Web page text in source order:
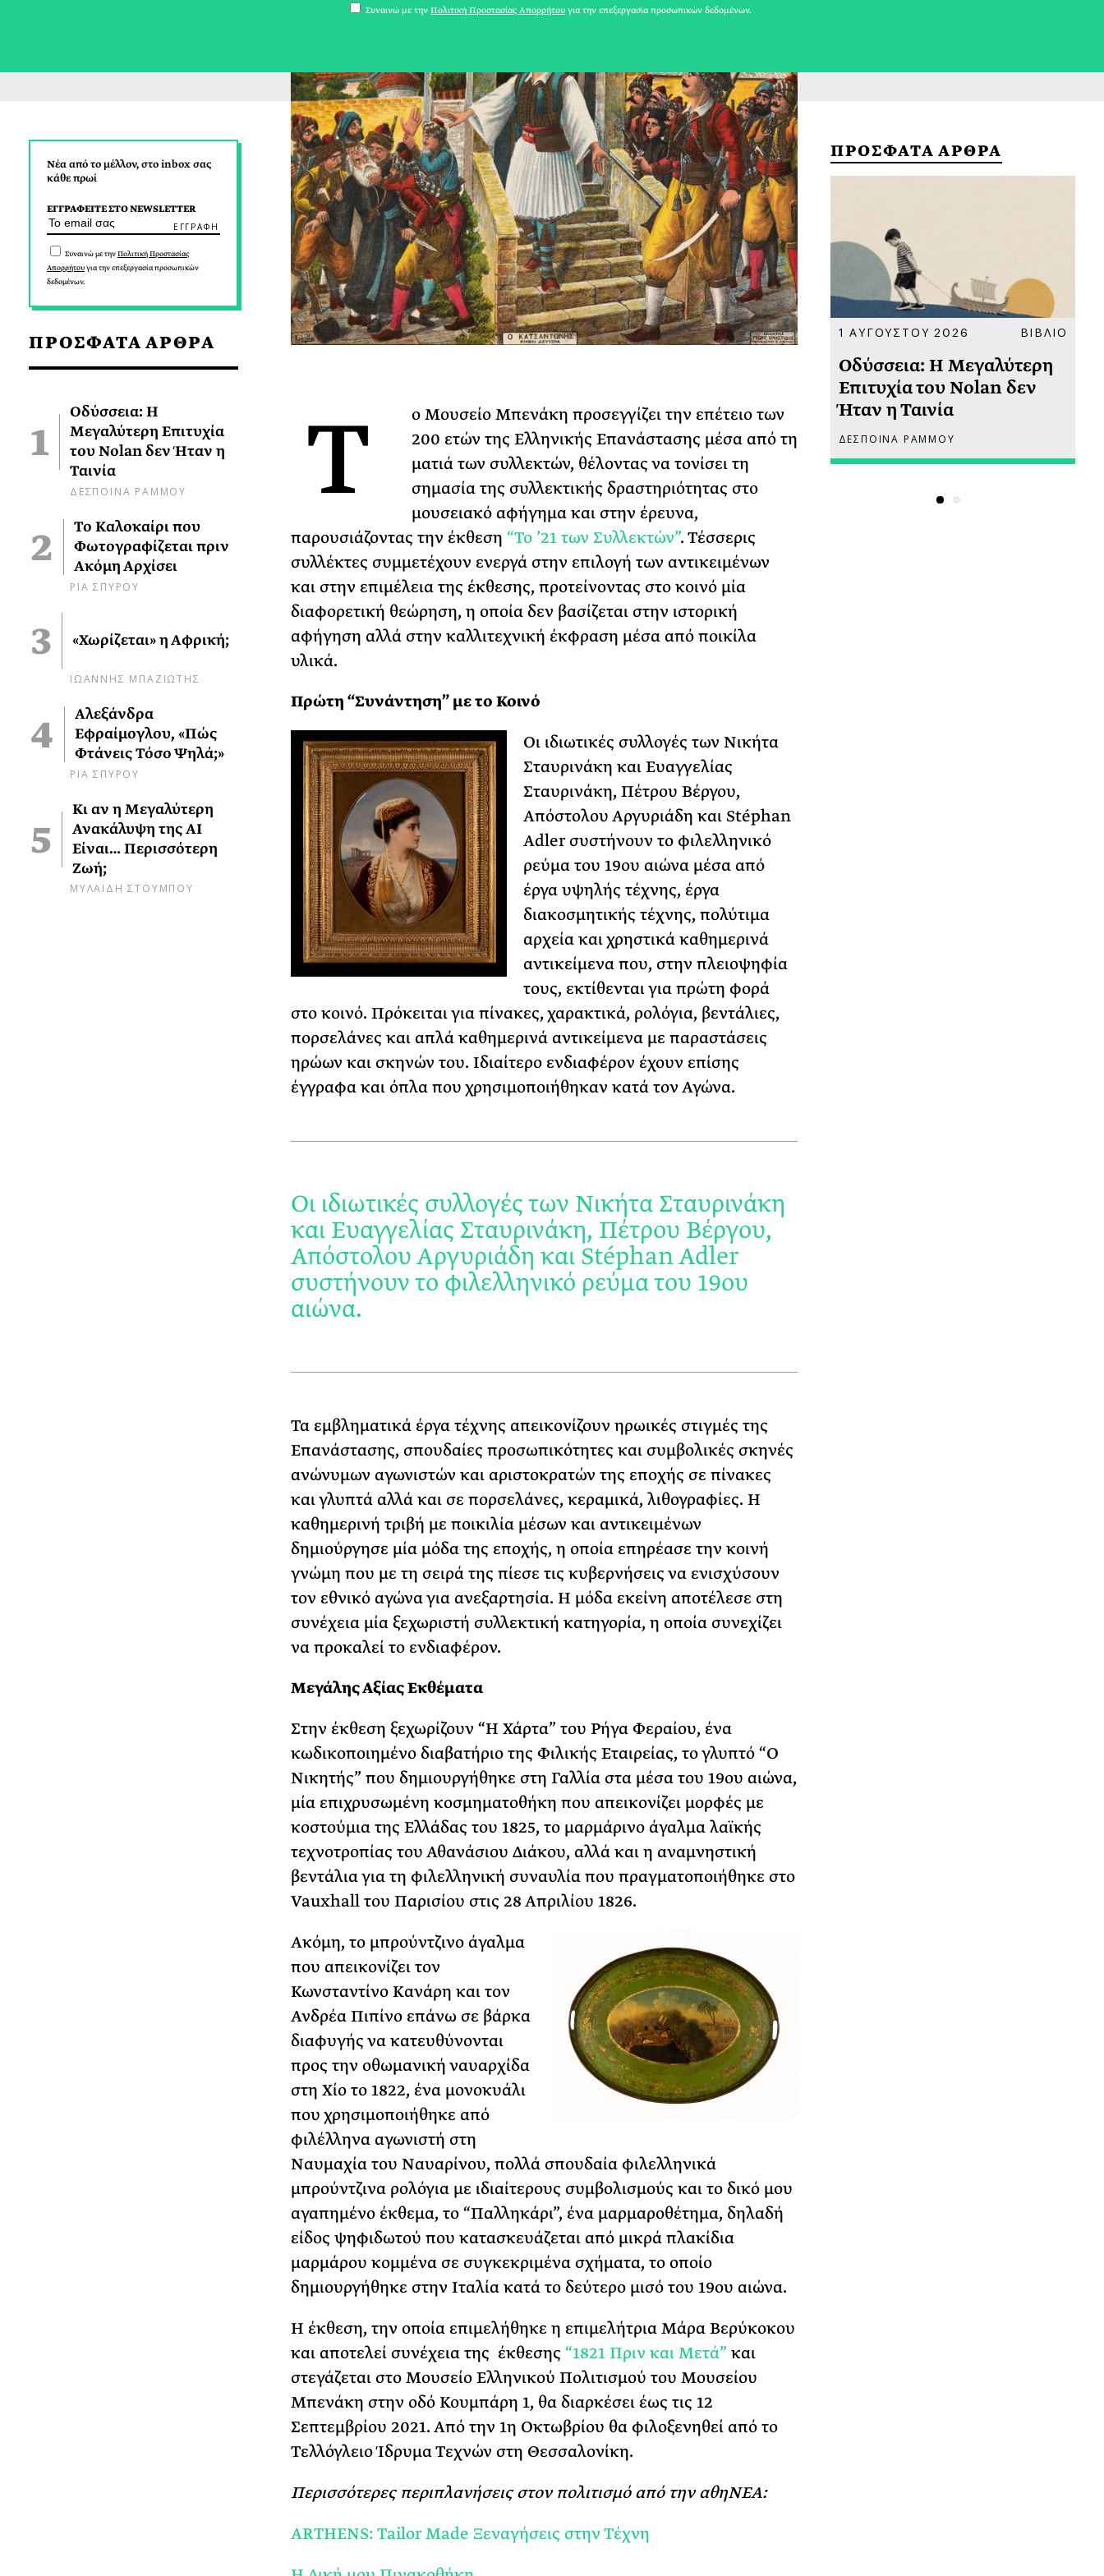
Νέα από το μέλλον, στο inbox σας
κάθε πρωί
ΕΓΓΡΑΦΕΙΤΕ ΣΤΟ NEWSLETTER
Συναινώ με τηνΠολιτική Προστασίας
Απορρήτουγια την επεξεργασία προσωπικών
δεδομένων.
ΠΡΟΣΦΑΤΑ ΑΡΘΡΑ
Οδύσσεια: Η
Μεγαλύτερη Επιτυχία
του Nolan δεν Ήταν η
Ταινία
ΔΕΣΠΟΙΝΑ ΡΑΜΜΟΥ
Το Καλοκαίρι που
Φωτογραφίζεται πριν
Ακόμη Αρχίσει
ΡΙΑ ΣΠΥΡΟΥ
«Χωρίζεται» η Αφρική;
ΙΩΑΝΝΗΣ ΜΠΑΖΙΩΤΗΣ
Αλεξάνδρα
Εφραίμογλου, «Πώς
Φτάνεις Τόσο Ψηλά;»
ΡΙΑ ΣΠΥΡΟΥ
Κι αν η Μεγαλύτερη
Ανακάλυψη της AI
Είναι… Περισσότερη
Ζωή;
ΜΥΛΑΙΔΗ ΣΤΟΥΜΠΟΥ
Τ
ο Μουσείο Μπενάκη προσεγγίζει την επέτειο των
200 ετών της Ελληνικής Επανάστασης μέσα από τη
ματιά των συλλεκτών, θέλοντας να τονίσει τη
σημασία της συλλεκτικής δραστηριότητας στο
μουσειακό αφήγημα και στην έρευνα,
παρουσιάζοντας την έκθεση “Το ’21 των Συλλεκτών”. Τέσσερις
συλλέκτες συμμετέχουν ενεργά στην επιλογή των αντικειμένων
και στην επιμέλεια της έκθεσης, προτείνοντας στο κοινό μία
διαφορετική θεώρηση, η οποία δεν βασίζεται στην ιστορική
αφήγηση αλλά στην καλλιτεχνική έκφραση μέσα από ποικίλα
υλικά.
Πρώτη “Συνάντηση” με το Κοινό
Οι ιδιωτικές συλλογές των Νικήτα
Σταυρινάκη και Ευαγγελίας
Σταυρινάκη, Πέτρου Βέργου,
Απόστολου Αργυριάδη και Stéphan
Adler συστήνουν το φιλελληνικό
ρεύμα του 19ου αιώνα μέσα από
έργα υψηλής τέχνης, έργα
διακοσμητικής τέχνης, πολύτιμα
αρχεία και χρηστικά καθημερινά
αντικείμενα που, στην πλειοψηφία
τους, εκτίθενται για πρώτη φορά
στο κοινό. Πρόκειται για πίνακες, χαρακτικά, ρολόγια, βεντάλιες,
πορσελάνες και απλά καθημερινά αντικείμενα με παραστάσεις
ηρώων και σκηνών του. Ιδιαίτερο ενδιαφέρον έχουν επίσης
έγγραφα και όπλα που χρησιμοποιήθηκαν κατά τον Αγώνα.
Οι ιδιωτικές συλλογές των Νικήτα Σταυρινάκη
και Ευαγγελίας Σταυρινάκη, Πέτρου Βέργου,
Απόστολου Αργυριάδη και Stéphan Adler
συστήνουν το φιλελληνικό ρεύμα του 19ου
αιώνα.
Τα εμβληματικά έργα τέχνης απεικονίζουν ηρωικές στιγμές της
Επανάστασης, σπουδαίες προσωπικότητες και συμβολικές σκηνές
ανώνυμων αγωνιστών και αριστοκρατών της εποχής σε πίνακες
και γλυπτά αλλά και σε πορσελάνες, κεραμικά, λιθογραφίες. Η
καθημερινή τριβή με ποικιλία μέσων και αντικειμένων
δημιούργησε μία μόδα της εποχής, η οποία επηρέασε την κοινή
γνώμη που με τη σειρά της πίεσε τις κυβερνήσεις να ενισχύσουν
τον εθνικό αγώνα για ανεξαρτησία. Η μόδα εκείνη αποτέλεσε στη
συνέχεια μία ξεχωριστή συλλεκτική κατηγορία, η οποία συνεχίζει
να προκαλεί το ενδιαφέρον.
Μεγάλης Αξίας Εκθέματα
Στην έκθεση ξεχωρίζουν “Η Χάρτα” του Ρήγα Φεραίου, ένα
κωδικοποιημένο διαβατήριο της Φιλικής Εταιρείας, το γλυπτό “Ο
Νικητής” που δημιουργήθηκε στη Γαλλία στα μέσα του 19ου αιώνα,
μία επιχρυσωμένη κοσμηματοθήκη που απεικονίζει μορφές με
κοστούμια της Ελλάδας του 1825, το μαρμάρινο άγαλμα λαϊκής
τεχνοτροπίας του Αθανάσιου Διάκου, αλλά και η αναμνηστική
βεντάλια για τη φιλελληνική συναυλία που πραγματοποιήθηκε στο
Vauxhall του Παρισίου στις 28 Απριλίου 1826.
Ακόμη, το μπρούντζινο άγαλμα
που απεικονίζει τον
Κωνσταντίνο Κανάρη και τον
Ανδρέα Πιπίνο επάνω σε βάρκα
διαφυγής να κατευθύνονται
προς την οθωμανική ναυαρχίδα
στη Χίο το 1822, ένα μονοκυάλι
που χρησιμοποιήθηκε από
φιλέλληνα αγωνιστή στη
Ναυμαχία του Ναυαρίνου, πολλά σπουδαία φιλελληνικά
μπρούντζινα ρολόγια με ιδιαίτερους συμβολισμούς και το δικό μου
αγαπημένο έκθεμα, το “Παλληκάρι”, ένα μαρμαροθέτημα, δηλαδή
είδος ψηφιδωτού που κατασκευάζεται από μικρά πλακίδια
μαρμάρου κομμένα σε συγκεκριμένα σχήματα, το οποίο
δημιουργήθηκε στην Ιταλία κατά το δεύτερο μισό του 19ου αιώνα.
Η έκθεση, την οποία επιμελήθηκε η επιμελήτρια Μάρα Βερύκοκου
και αποτελεί συνέχεια της έκθεσης “1821 Πριν και Μετά” και
στεγάζεται στο Μουσείο Ελληνικού Πολιτισμού του Μουσείου
Μπενάκη στην οδό Κουμπάρη 1, θα διαρκέσει έως τις 12
Σεπτεμβρίου 2021. Από την 1η Οκτωβρίου θα φιλοξενηθεί από το
Τελλόγλειο Ίδρυμα Τεχνών στη Θεσσαλονίκη.
Περισσότερες περιπλανήσεις στον πολιτισμό από την αθηΝΕΑ:
ARTHENS: Tailor Made Ξεναγήσεις στην Τέχνη
ΠΡΟΣΦΑΤΑ ΑΡΘΡΑ
31 ΙΟΥΛΙΟΥ 2026 ΚΟΙΝΩΝΙΑ
Ακόμη Αρχίσει
ΡΙΑ ΣΠΥΡΟΥ
1 ΑΥΓΟΥΣΤΟΥ 2026 ΒΙΒΛΙΟ
Οδύσσεια: Η Μεγαλύτερη
Επιτυχία του Nolan δεν
Ήταν η Ταινία
ΔΕΣΠΟΙΝΑ ΡΑΜΜΟΥ
Συναινώ με την Πολιτική Προστασίας Απορρήτου για την επεξεργασία προσωπικών δεδομένων.